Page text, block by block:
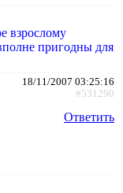
взрослому
пригодны для
18/11/2007 03:25:16
#531290
Ответить